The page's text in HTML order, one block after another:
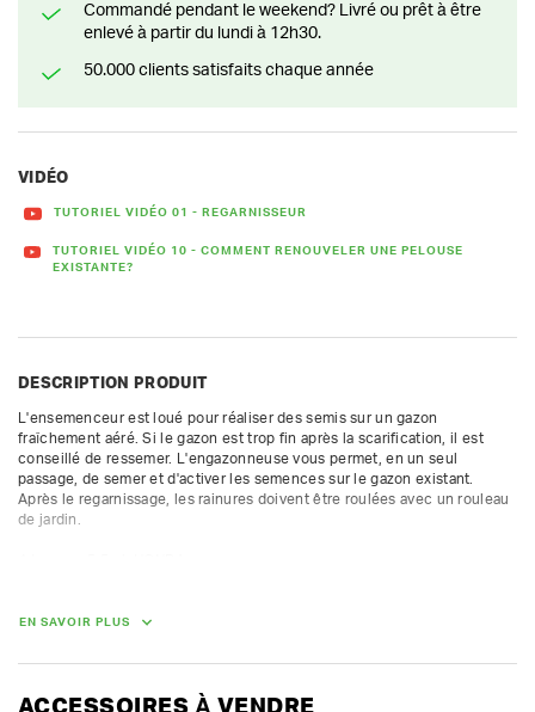
Commandé pendant le weekend? Livré ou prêt à être
enlevé à partir du lundi à 12h30.
50.000 clients satisfaits chaque année
VIDÉO
TUTORIEL VIDÉO 01 - REGARNISSEUR
TUTORIEL VIDÉO 10 - COMMENT RENOUVELER UNE PELOUSE
EXISTANTE?
DESCRIPTION PRODUIT
L'ensemenceur est loué pour réaliser des semis sur un gazon
fraîchement aéré. Si le gazon est trop fin après la scarification, il est
conseillé de ressemer. L'engazonneuse vous permet, en un seul
passage, de semer et d'activer les semences sur le gazon existant.
Après le regarnissage, les rainures doivent être roulées avec un rouleau
de jardin.
190 cm x 80 cm x 70 cm
POIDS
EN SAVOIR PLUS